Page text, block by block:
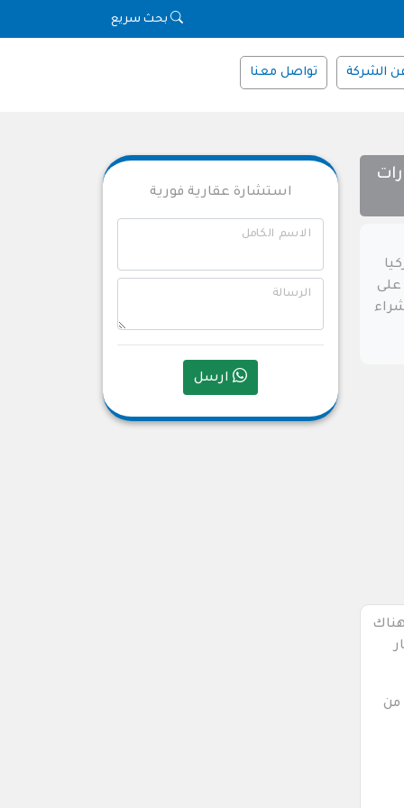
بحث سريع
الشركة تواصل معنا
على
من
استشارة عقارية فورية
الاسم الكامل
الرسالة
ارسل